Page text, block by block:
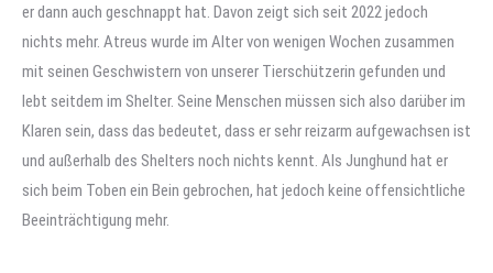
er dann auch geschnappt hat. Davon zeigt sich seit 2022 jedoch
nichts mehr. Atreus wurde im Alter von wenigen Wochen zusammen
mit seinen Geschwistern von unserer Tierschützerin gefunden und
lebt seitdem im Shelter. Seine Menschen müssen sich also darüber im
Klaren sein, dass das bedeutet, dass er sehr reizarm aufgewachsen ist
und außerhalb des Shelters noch nichts kennt. Als Junghund hat er
sich beim Toben ein Bein gebrochen, hat jedoch keine offensichtliche
Beeinträchtigung mehr.